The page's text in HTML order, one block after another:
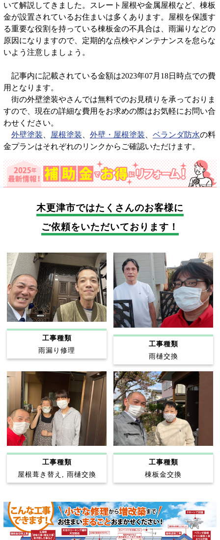
いて解説してきました。スレート屋根や金属屋根など、棟板
金が設置されているお住まいは多くあります。屋根を保護す
る重要な役割を持っている棟板金の不具合は、雨漏りなどの
原因になりますので、定期的な点検やメンテナンスを怠らな
いよう注意しましょう。
記事内に記載されている金額は2023年07月18日時点での費
用となります。
街の外壁塗装やさんでは無料でのお見積りを承っておりま
すので、現在の詳細な費用をお求めの際はお気軽にお問い合
わせください。
外壁塗装
屋根塗装 外壁・屋根塗装 ベランダ防水の料
金プランはそれぞれのリンクからご確認いただけます。
木更津市ではたくさんのお客様に
ご依頼をいただいております！
工事種類
雨漏り修理
工事種類
雨樋交換
工事種類
屋根葺き替え, 雨樋交換
工事種類
棟板金交換